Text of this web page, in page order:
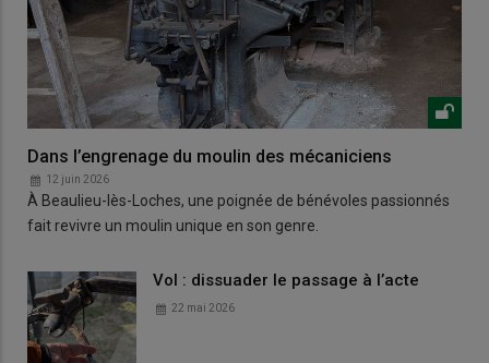
Dans l’engrenage du moulin des mécaniciens
12 juin 2026
À Beaulieu-lès-Loches, une poignée de bénévoles passionnés
fait revivre un moulin unique en son genre.
Vol : dissuader le passage à l’acte
22 mai 2026